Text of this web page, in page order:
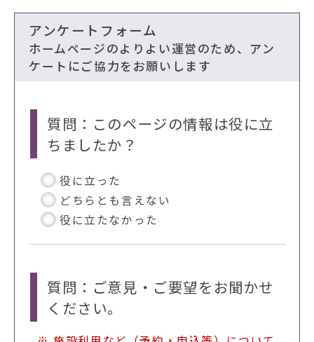
アンケートフォーム
ホームページのよりよい運営のため、アン
ケートにご協力をお願いします
質問：このページの情報は役に立
ちましたか？
役に立った
どちらとも言えない
役に立たなかった
質問：ご意見・ご要望をお聞かせ
ください。